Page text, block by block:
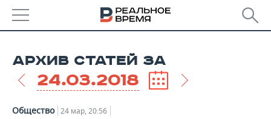
НОВОСТИ
АРХИВ СТАТЕЙ ЗА
24.03.2018
Общество 24 мар, 20:56